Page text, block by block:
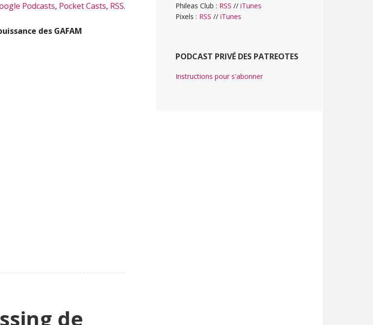
Podcasts, Pocket Casts, RSS.
des GAFAM
de
Phileas Club : RSS // iTunes
Pixels : RSS // iTunes
PODCAST PRIVÉ DES PATREOTES
Instructions pour s'abonner